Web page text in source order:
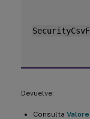
Devuelve:
Consulta